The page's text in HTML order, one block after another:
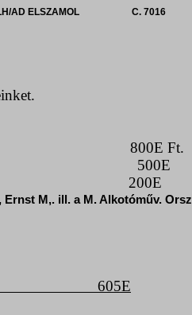
AD ELSZAMOL C. 7016
800E Ft.
500E
200E
Ernst M,. ill. a M. Alkotóműv. Orsz
605E